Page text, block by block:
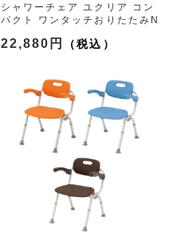
シャワーチェア ユクリア コン
パクト ワンタッチおりたたみN
22,880円